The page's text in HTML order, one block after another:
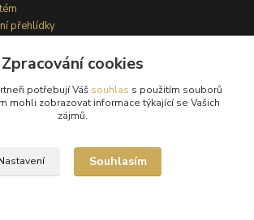
přehlídky
webového rozhraní
Zpracování cookies
potřebují Váš souhlas s použitím souborů
mohli zobrazovat informace týkající se Vašich
zájmů.
Souhlasím